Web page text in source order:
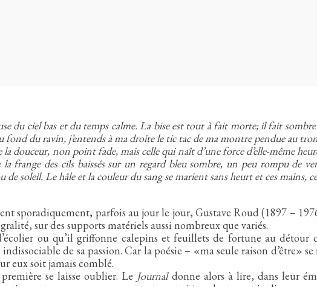
du ciel bas et du temps calme. La bise est tout à fait morte; il fait sombre
fond du ravin, j’entends à ma droite le tic tac de ma montre pendue au
douceur, non point fade, mais celle qui naît d’une force d’elle-même
la frange des cils baissés sur un regard bleu sombre, un peu rompu de
de soleil. Le hâle et la couleur du sang se marient sans heurt et ces mains,
sporadiquement, parfois au jour le jour, Gustave Roud (1897 –
sur des supports matériels aussi nombreux que variés.
ou qu’il griffonne calepins et feuillets de fortune au
de sa passion. Car la poésie – «ma seule raison d’être»
eux soit jamais comblé.
se laisse oublier. Le Journaldonne alors à lire, dans leur